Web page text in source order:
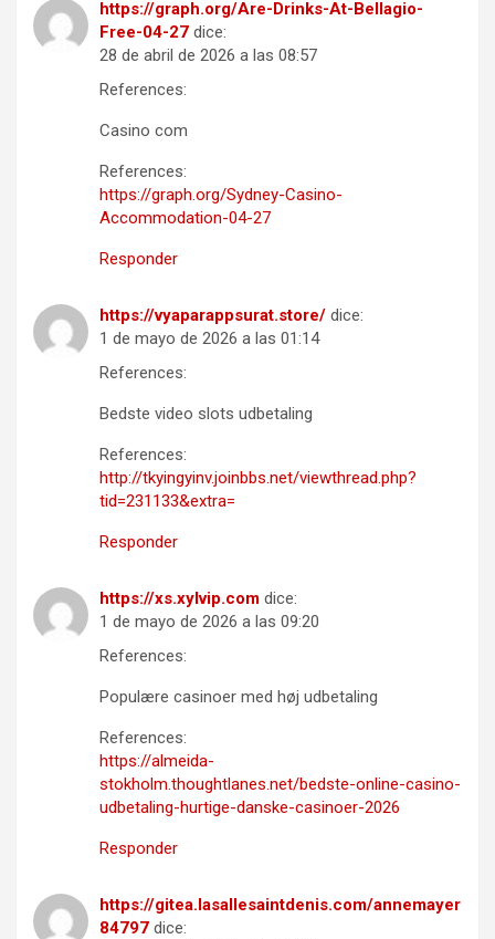
https://graph.org/Are-Drinks-At-Bellagio-
Free-04-27 dice:
28 de abril de 2026 a las 08:57
References:
Casino com
References:
https://graph.org/Sydney-Casino-
Accommodation-04-27
Responder
https://vyaparappsurat.store/ dice:
1 de mayo de 2026 a las 01:14
References:
Bedste video slots udbetaling
References:
http://tkyingyinv.joinbbs.net/viewthread.php?
tid=231133&extra=
Responder
https://xs.xylvip.com dice:
1 de mayo de 2026 a las 09:20
References:
Populære casinoer med høj udbetaling
References:
https://almeida-
stokholm.thoughtlanes.net/bedste-online-casino-
udbetaling-hurtige-danske-casinoer-2026
Responder
https://gitea.lasallesaintdenis.com/annemayer
84797 dice: